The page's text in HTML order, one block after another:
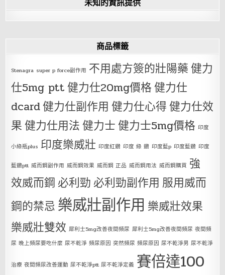
未知的資訊提供
商品標籤
Stenagra super p force副作用 不用處方簽的壯陽藥健力
仕5mg ptt健力仕20mg價格健力仕
dcard健力仕副作用 健力仕心得健力仕效
果健力仕用法健力士健力士5mg價格 印度
小綠瓶plus 印度樂威壯 印度紅鑽 印度 綠 鑽 印度藍p 印度藍鑽 印度
藍鑽ptt 威而鋼副作用 威而鋼效果 威而鋼 正品 威而鋼用法 威而鋼購買 強
效威而鋼 必利勁 必利勁副作用 服用威而
鋼的禁忌 樂威壯副作用 樂威壯效果
樂威壯雙效 犀利士5mg改善夜間頻尿 犀利士5mg改善夜間頻尿 夜間頻
尿 晚上頻尿要吃什麼 尿不乾淨 頻尿原因 突然頻尿 頻尿原因 尿不乾淨男 尿不乾淨
治療 夜間頻尿改善運動 尿不乾淨ptt 尿不乾淨定義 賽倍達100